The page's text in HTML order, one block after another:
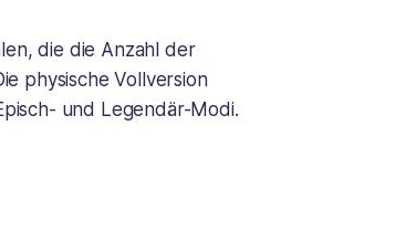
die die Anzahl der
physische Vollversion
und Legendär-Modi.